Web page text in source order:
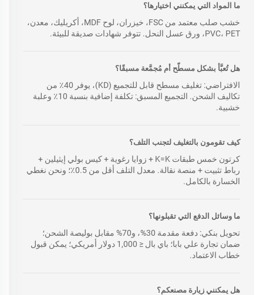
ما المواد التي يمكنني اختيارها؟
خشب صلب معتمد من FSC، خيزران، لوح MDF، أكريليك، معدن،
PVC، PET، ورق عسل النحل. تتوفر شهادات صديقة للبيئة.
هل تُعبَّأ بشكل مسطّح أم مُجمَّعة مسبقًا؟
الافتراضي: تغليف مسطح قابل للتجميع (KD)، يوفر 40٪ من
تكاليف الشحن. التجميع المسبق: تكلفة إضافية بنسبة 10٪ وعلبة
خشبية.
كيف تقومون بالتغليف لتجنب التلف؟
كرتون خمس طبقات K=K + زوايا رغوية + كيس بولي إيثيلين +
رباط تثبيت + منصة نقالة. معدل التلف أقل من 0.5٪؛ ونحن نغطي
الخسارة بالكامل.
ما وسائل الدفع التي تقبلونها؟
تحويل بنكي: دفعة مقدمة 30%، و70% مقابل بوليصة الشحن؛
ضمان تجارة علي بابا؛ باي بال ≤ 1,000 دولار أمريكي؛ يمكن قبول
خطاب الاعتماد.
هل يمكنني زيارة مصنعكم؟